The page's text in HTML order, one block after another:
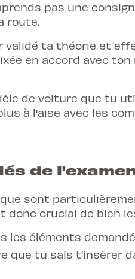
pas une
route.
validé ta théorie et
en accord avec
de voiture que tu
à l'aise avec les
de
sont
donc crucial de bien
les éléments
que tu sais t'insérer